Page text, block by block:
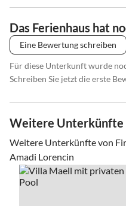
Das Ferienhaus hat
Eine Bewertung schreiben
Für diese Unterkunft wurde
Schreiben Sie jetzt die erste
Weitere Unterkünfte
Weitere Unterkünfte von
Amadi Lorencin